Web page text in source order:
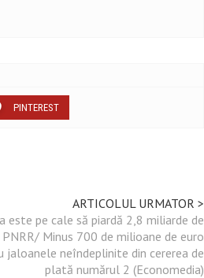
PINTEREST
ARTICOLUL URMATOR >
este pe cale să piardă 2,8 miliarde de
PNRR/ Minus 700 de milioane de euro
jaloanele neîndeplinite din cererea de
plată numărul 2 (Economedia)